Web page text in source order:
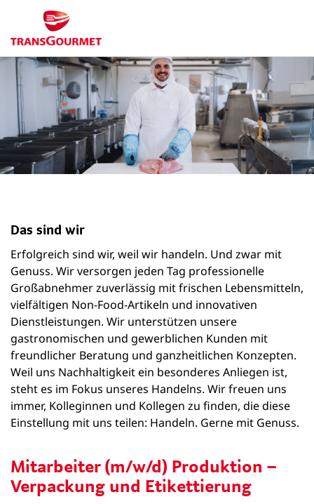
Mitarbeiter (m/w/d) Produktion –
Verpackung und Etikettierung
Das sind wir
Erfolgreich sind wir, weil wir handeln. Und zwar mit
Genuss. Wir versorgen jeden Tag professionelle
Großabnehmer zuverlässig mit frischen Lebensmitteln,
vielfältigen Non-Food-Artikeln und innovativen
Dienstleistungen. Wir unterstützen unsere
gastronomischen und gewerblichen Kunden mit
freundlicher Beratung und ganzheitlichen Konzepten.
Weil uns Nachhaltigkeit ein besonderes Anliegen ist,
steht es im Fokus unseres Handelns. Wir freuen uns
immer, Kolleginnen und Kollegen zu finden, die diese
Einstellung mit uns teilen: Handeln. Gerne mit Genuss.